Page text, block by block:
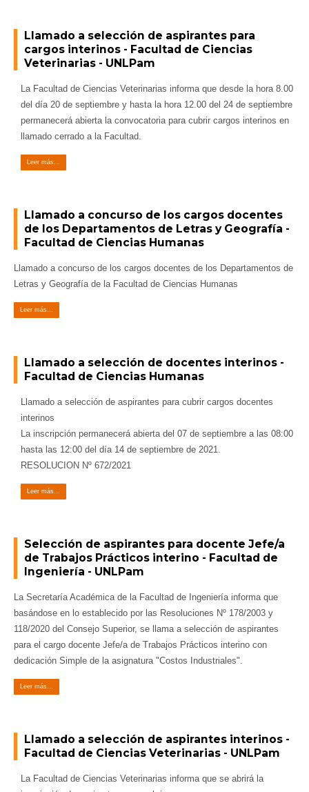
Llamado a selección de aspirantes para
cargos interinos - Facultad de Ciencias
Veterinarias - UNLPam
La Facultad de Ciencias Veterinarias informa que desde la hora 8.00
del día 20 de septiembre y hasta la hora 12.00 del 24 de septiembre
permanecerá abierta la convocatoria para cubrir cargos interinos en
llamado cerrado a la Facultad.
Leer más...
Llamado a concurso de los cargos docentes
de los Departamentos de Letras y Geografía -
Facultad de Ciencias Humanas
Llamado a concurso de los cargos docentes de los Departamentos de
Letras y Geografía de la Facultad de Ciencias Humanas
Leer más...
Llamado a selección de docentes interinos -
Facultad de Ciencias Humanas
Llamado a selección de aspirantes para cubrir cargos docentes
interinos
La inscripción permanecerá abierta del 07 de septiembre a las 08:00
hasta las 12:00 del día 14 de septiembre de 2021.
RESOLUCION Nº 672/2021
Leer más...
Selección de aspirantes para docente Jefe/a
de Trabajos Prácticos interino - Facultad de
Ingeniería - UNLPam
La Secretaría Académica de la Facultad de Ingeniería informa que
basándose en lo establecido por las Resoluciones Nº 178/2003 y
118/2020 del Consejo Superior, se llama a selección de aspirantes
para el cargo docente Jefe/a de Trabajos Prácticos interino con
dedicación Simple de la asignatura "Costos Industriales".
Leer más...
Llamado a selección de aspirantes interinos -
Facultad de Ciencias Veterinarias - UNLPam
La Facultad de Ciencias Veterinarias informa que se abrirá la